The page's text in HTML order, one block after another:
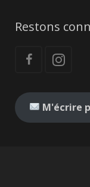
Restons
M'écrire